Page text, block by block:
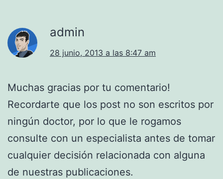
admin
28 junio, 2013 a las 8:47 am
Muchas gracias por tu comentario!
Recordarte que los post no son escritos por
ningún doctor, por lo que le rogamos
consulte con un especialista antes de tomar
cualquier decisión relacionada con alguna
de nuestras publicaciones.